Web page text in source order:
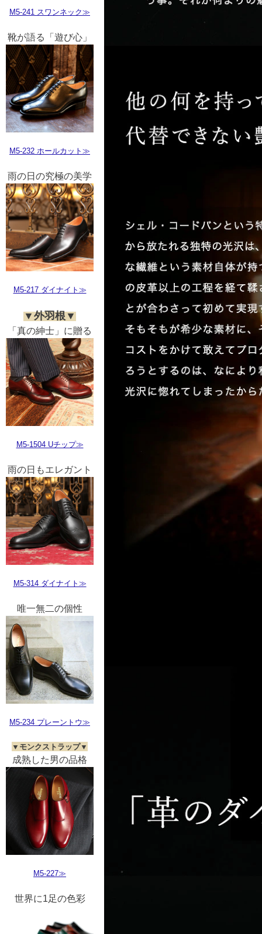
M5-241 スワンネック≫
靴が語る「遊び心」
M5-232 ホールカット≫
雨の日の究極の美学
M5-217 ダイナイト≫
▼外羽根▼
「真の紳士」に贈る
M5-1504 Uチップ≫
雨の日もエレガント
M5-314 ダイナイト≫
唯一無二の個性
M5-234 プレーントウ≫
▼モンクストラップ▼
成熟した男の品格
M5-227≫
世界に1足の色彩